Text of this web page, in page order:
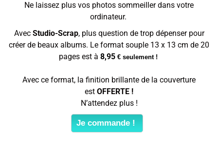
Ne laissez plus vos photos sommeiller dans votre
ordinateur.
Avec Studio-Scrap, plus question de trop dépenser pour
créer de beaux albums. Le format souple 13 x 13 cm de 20
pages est à 8,95 € seulement !
Avec ce format, la finition brillante de la couverture
est OFFERTE !
N’attendez plus !
Je commande !